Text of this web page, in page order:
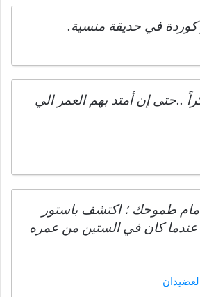
كوردة في حديقة منسية.
..حتى إن أمتد بهم العمر الي
طموحك ؛ اكتشف باستور
عندما كان في الستين من عمره